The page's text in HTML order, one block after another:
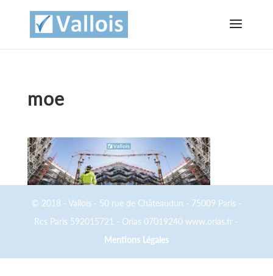
moe
© 2018 - Vallois - 50 rue de Châteaudun - 75009 Paris -
Rcs Paris 592015721 - Orias 07019240 www.orias.fr -
Mentions Légales